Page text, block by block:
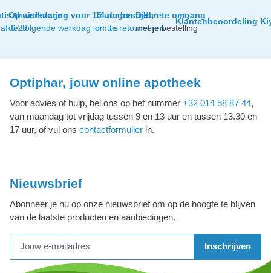
thuislevering
€ 29
Op werkdagen voor 15 uur besteld,
de volgende werkdag in huis
14 dagen tijd
om te retourneren
Discrete omgang
met je bestelling
Klantenbeoordeling
Optiphar, jouw online apotheek
Voor advies of hulp, bel ons op het nummer +32 014 58 87 44,
van maandag tot vrijdag tussen 9 en 13 uur en tussen 13.30 en
17 uur, of vul ons contactformulier in.
Nieuwsbrief
Abonneer je nu op onze nieuwsbrief om op de hoogte te blijven
van de laatste producten en aanbiedingen.
Inschrijven